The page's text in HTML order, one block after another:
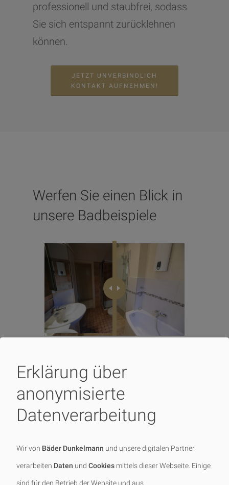
professionell und staubfrei, sodass
Sie sich entspannt zurücklehnen
können.
JETZT UNVERBINDLICH
KONTAKT AUFNEHMEN!
Werfen Sie einen Blick in
unsere Badbeispiele
Dieses Kundenbeispiel zeigt ein 6,75
Quadratmeter großes
altersgerechtes Badezimmer mit
bodengleicher Dusche und
Erklärung über
anonymisierte
Datenverarbeitung
Wir von Bäder Dunkelmann und unsere digitalen Partner
verarbeiten Daten und Cookies mittels dieser Webseite. Einige
sind für den Betrieb der Website und aus